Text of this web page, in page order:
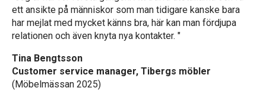
ett ansikte på människor som man tidigare kanske bara
har mejlat med mycket känns bra, här kan man fördjupa
relationen och även knyta nya kontakter. "
Tina Bengtsson
Customer service manager, Tibergs möbler
(Möbelmässan 2025)